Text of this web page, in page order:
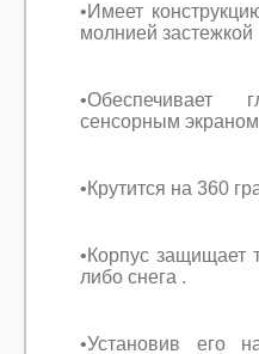
•Имеет
молнией застежкой
•Обеспечивает
сенсорным экраном
•Крутится на 360
•Корпус защищает
либо снега .
•Установив его